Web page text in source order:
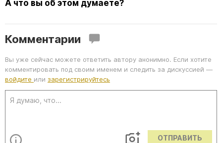
А что вы об этом думаете?
Комментарии
Вы уже сейчас можете ответить автору анонимно. Если хотите
комментировать под своим именем и следить за дискуссией —
войдите или зарегистрируйтесь
ОТПРАВИТЬ